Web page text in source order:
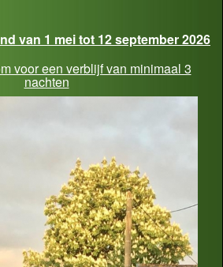
van 1 mei tot 12 september 2026
voor een verblijf van minimaal 3
nachten